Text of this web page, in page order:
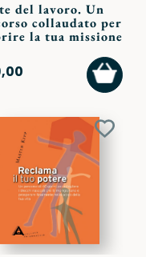
del lavoro. Un
collaudato per
la tua missione
AL